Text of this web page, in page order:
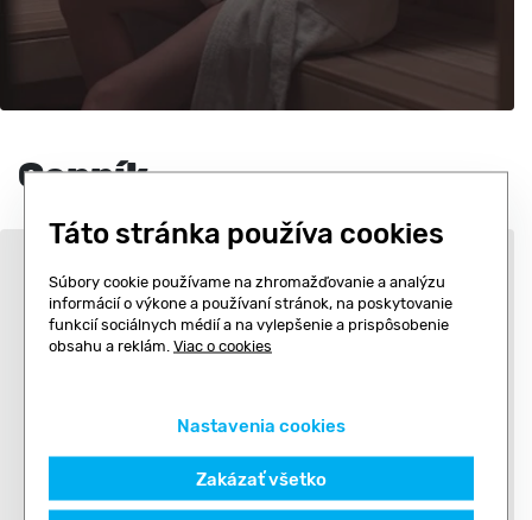
Cenník
GOLEM ONE PASS
(FITNESS + SKUPINOVÉ CVIČENIA)
Neobmedzený počet vstupov
Táto stránka používa cookies
Súbory cookie používame na zhromažďovanie a analýzu
informácií o výkone a používaní stránok, na poskytovanie
funkcií sociálnych médií a na vylepšenie a prispôsobenie
obsahu a reklám. Viac o cookies
Nastavenia cookies
Zakázať všetko